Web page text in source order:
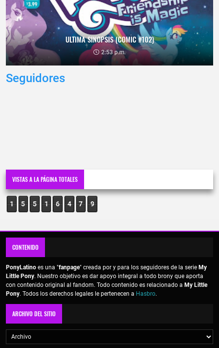
ULTIMA SINOPSIS (COMIC #102)
2:53 p.m.
Seguidores
VISTAS A LA PÁGINA TOTALES
1 5 5 1 6 4 7 9
CONTENIDO
PonyLatino es una "fanpage" creada por y para los seguidores de la serie My
Little Pony. Nuestro objetivo es dar apoyo integral a todo brony que aporta
con contenido original al fandom. Todo contenido es relacionado a My Little
Pony. Todos los derechos legales le pertenecen a Hasbro.
ARCHIVO DEL SITIO